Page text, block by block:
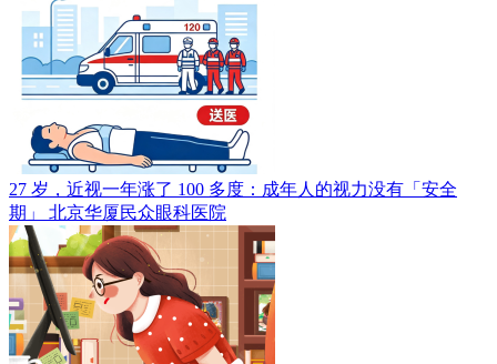
27 岁，近视一年涨了 100 多度：成年人的视力没有「安全
期」 北京华厦民众眼科医院